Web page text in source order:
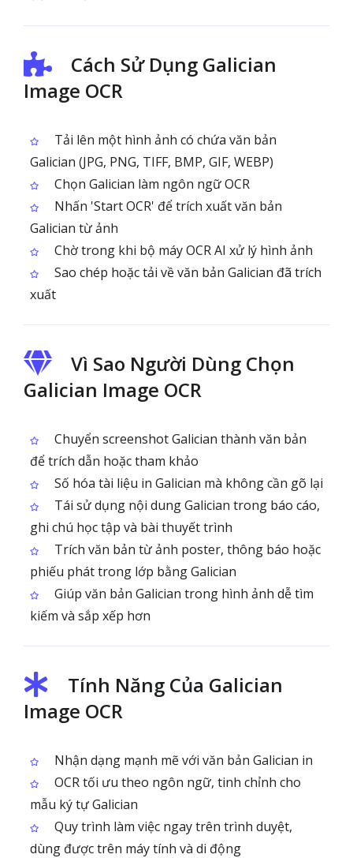
Cách Sử Dụng Galician
Image OCR
Tải lên một hình ảnh có chứa văn bản
Galician (JPG, PNG, TIFF, BMP, GIF, WEBP)
Chọn Galician làm ngôn ngữ OCR
Nhấn 'Start OCR' để trích xuất văn bản
Galician từ ảnh
Chờ trong khi bộ máy OCR AI xử lý hình ảnh
Sao chép hoặc tải về văn bản Galician đã trích
xuất
Vì Sao Người Dùng Chọn
Galician Image OCR
Chuyển screenshot Galician thành văn bản
để trích dẫn hoặc tham khảo
Số hóa tài liệu in Galician mà không cần gõ lại
Tái sử dụng nội dung Galician trong báo cáo,
ghi chú học tập và bài thuyết trình
Trích văn bản từ ảnh poster, thông báo hoặc
phiếu phát trong lớp bằng Galician
Giúp văn bản Galician trong hình ảnh dễ tìm
kiếm và sắp xếp hơn
Tính Năng Của Galician
Image OCR
Nhận dạng mạnh mẽ với văn bản Galician in
OCR tối ưu theo ngôn ngữ, tinh chỉnh cho
mẫu ký tự Galician
Quy trình làm việc ngay trên trình duyệt,
dùng được trên máy tính và di động